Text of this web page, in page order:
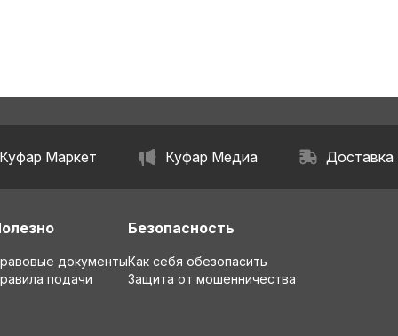
Куфар Маркет Куфар Медиа Доставка
документы
подачи
Безопасность
Как себя обезопасить
Защита от мошенничества